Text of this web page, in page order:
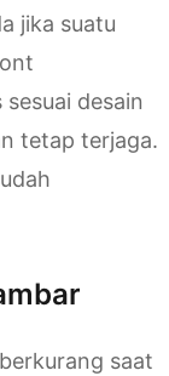
jika suatu
desain
tetap terjaga.
saat